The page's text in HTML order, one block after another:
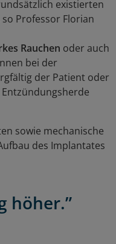
existierten
Professor Florian
Rauchen oder auch
bei der
der Patient oder
sowie mechanische
des Implantates
höher.”